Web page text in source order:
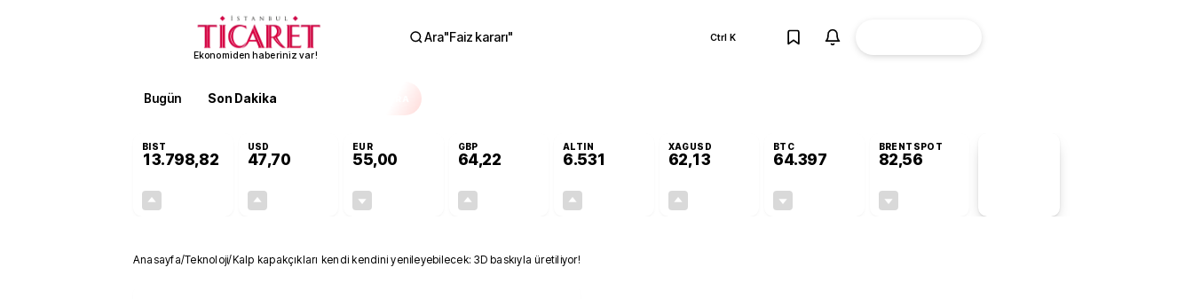
Ekonomiden haberiniz var!
Ara"Faiz kararı" Ctrl K
Bugün Son Dakika
BIST
13.798,82
USD
47,70
EUR
55,00
GBP
64,22
ALTIN
6.531
XAGUSD
62,13
BTC
64.397
BRENTSPOT
82,56
Anasayfa/Teknoloji/Kalp kapakçıkları kendi kendini yenileyebilecek: 3D baskıyla üretiliyor!